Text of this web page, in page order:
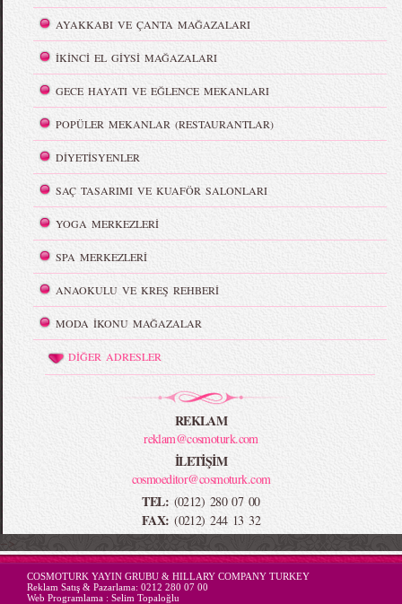
AYAKKABI VE ÇANTA MAĞAZALARI
İKİNCİ EL GİYSİ MAĞAZALARI
GECE HAYATI VE EĞLENCE MEKANLARI
POPÜLER MEKANLAR (RESTAURANTLAR)
DİYETİSYENLER
SAÇ TASARIMI VE KUAFÖR SALONLARI
YOGA MERKEZLERİ
SPA MERKEZLERİ
ANAOKULU VE KREŞ REHBERİ
MODA İKONU MAĞAZALAR
DİĞER ADRESLER
REKLAM
reklam@cosmoturk.com
İLETİŞİM
cosmoeditor@cosmoturk.com
TEL: (0212) 280 07 00
FAX: (0212) 244 13 32
-->
COSMOTURK YAYIN GRUBU & HILLARY COMPANY TURKEY
Reklam Satış & Pazarlama: 0212 280 07 00
Web Programlama : Selim Topaloğlu